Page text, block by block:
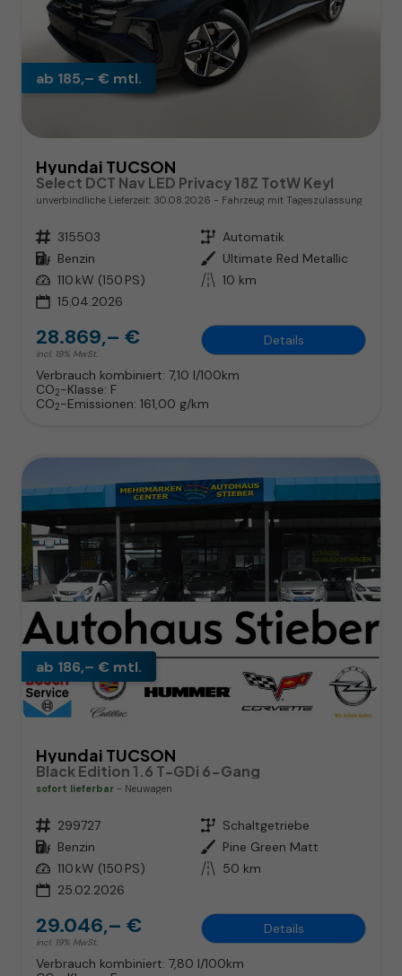
ab 185,– € mtl.
Hyundai TUCSON
Select DCT Nav LED Privacy 18Z TotW Keyl
unverbindliche Lieferzeit: 30.08.2026 Fahrzeug mit Tageszulassung
Fahrzeugnr. 315503 Getriebe Automatik
Kraftstoff Benzin Außenfarbe Ultimate Red Metallic
Leistung 110 kW (150 PS) Kilometerstand 10 km
15.04.2026
28.869,– €
incl. 19% MwSt.
Details
Verbrauch kombiniert: 7,10 l/100km
CO2-Klasse: F
CO2-Emissionen: 161,00 g/km
ab 186,– € mtl.
Hyundai TUCSON
Black Edition 1.6 T-GDi 6-Gang
sofort lieferbar Neuwagen
Fahrzeugnr. 299727 Getriebe Schaltgetriebe
Kraftstoff Benzin Außenfarbe Pine Green Matt
Leistung 110 kW (150 PS) Kilometerstand 50 km
25.02.2026
29.046,– €
incl. 19% MwSt.
Details
Verbrauch kombiniert: 7,80 l/100km